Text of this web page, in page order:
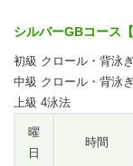
シルバーGBコース
初級 クロール・背泳
中級 クロール・背泳
上級 4泳法
曜
日
時間